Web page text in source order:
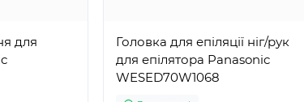
для
Головка для епіляції ніг/рук
для епілятора Panasonic
WESED70W1068